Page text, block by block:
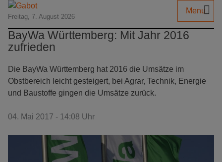
Freitag, 7. August 2026
Menu
BayWa Württemberg: Mit Jahr 2016
zufrieden
Die BayWa Württemberg hat 2016 die Umsätze im
Obstbereich leicht gesteigert, bei Agrar, Technik, Energie
und Baustoffe gingen die Umsätze zurück.
04. Mai 2017 - 14:08 Uhr